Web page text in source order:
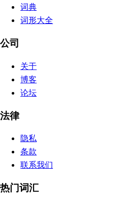
词典
词形大全
公司
关于
博客
论坛
法律
隐私
条款
联系我们
热门词汇